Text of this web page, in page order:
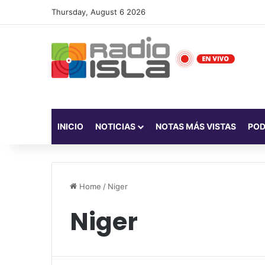
Thursday, August 6 2026
INICIO NOTICIAS NOTAS MÁS VISTAS
Home / Niger
Niger